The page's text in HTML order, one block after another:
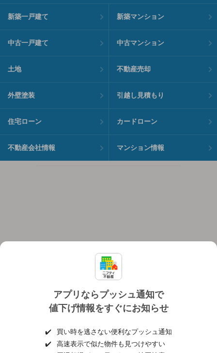
アプリならプッシュ通知で
値下げ情報をすぐにお知らせ
✔️
買い時を逃さない便利なプッシュ通知
✔️
高速表示で似た物件も見つけやすい
新築一戸建て 新築マンション
中古一戸建て 中古マンション
土地 不動産売却
外壁塗装 引越し見積もり
住宅ローン カードローン
不動産会社情報 マンション情報
個人情報保護ポリシー 利用規約
ヘルプ・お問い合わせ 採用情報